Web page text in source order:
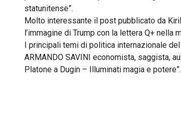
statunitense”.
Molto interessante il post pubblicato da
l’immagine di Trump con la lettera Q+ nella
I principali temi di politica internazionale
ARMANDO SAVINI economista, saggista,
Platone a Dugin – Illuminati magia e potere”.